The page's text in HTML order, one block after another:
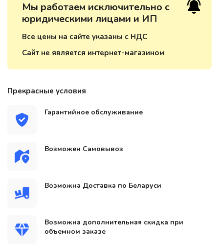
Мы работаем исключительно с
юридическими лицами и ИП
Все цены на сайте указаны с НДС
Сайт не является интернет-магазином
Прекрасные условия
Гарантийное обслуживание
Возможен Самовывоз
Возможна Доставка по Беларуси
Возможна дополнительная скидка при
объемном заказе